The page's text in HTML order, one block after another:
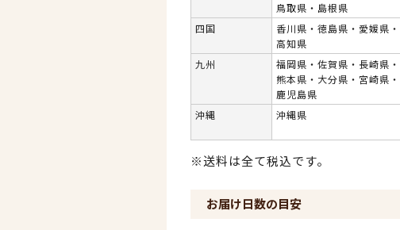
鳥取県・島根県
四国
香川県・徳島県・愛媛県・
高知県
九州
福岡県・佐賀県・長崎県・
熊本県・大分県・宮崎県・
鹿児島県
沖縄 沖縄県
※送料は全て税込です。
お届け日数の目安